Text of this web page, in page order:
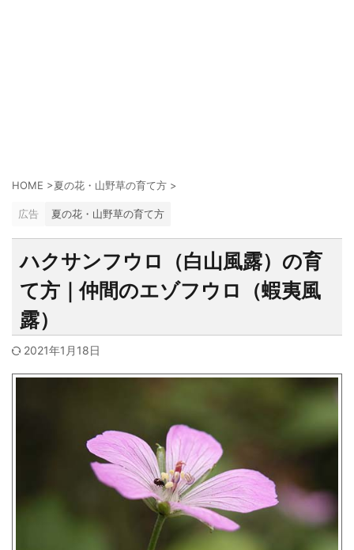
HOME >夏の花・山野草の育て方 >
広告 夏の花・山野草の育て方
ハクサンフウロ（白山風露）の育
て方｜仲間のエゾフウロ（蝦夷風
露）
2021年1月18日